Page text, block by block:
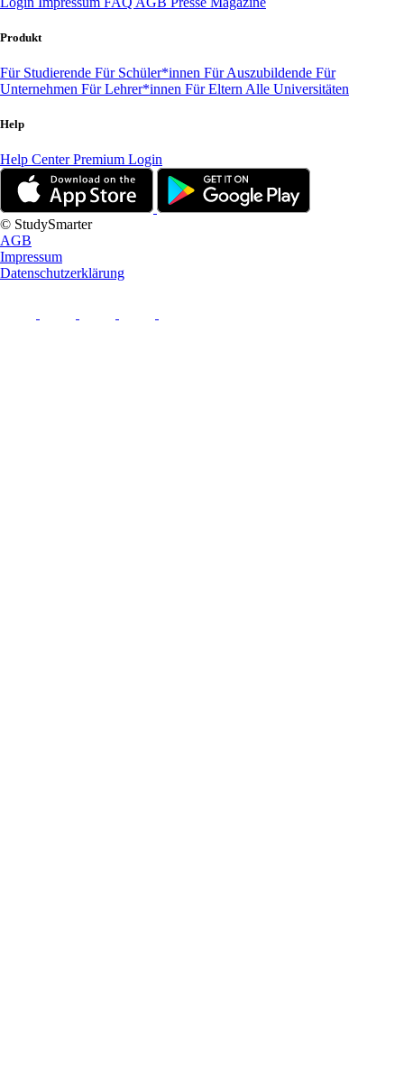
Produkt
Für Studierende Für Schüler*innen Für Auszubildende Für
Unternehmen Für Lehrer*innen Für Eltern Alle Universitäten
Help
Help CenterPremium Login
© StudySmarter
AGB
Impressum
Datenschutzerklärung